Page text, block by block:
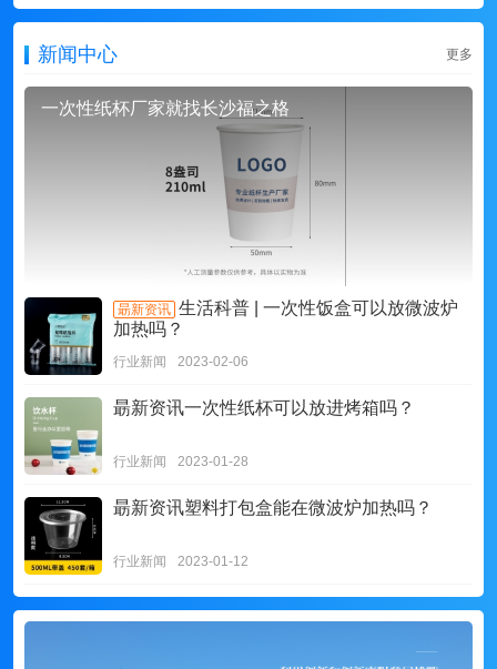
新闻中心 更多
一次性纸杯厂家就找长沙福之格
朂新资讯 生活科普 | 一次性饭盒可以放微波炉
加热吗？
行业新闻 2023-02-06
朂新资讯一次性纸杯可以放进烤箱吗？
行业新闻 2023-01-28
朂新资讯塑料打包盒能在微波炉加热吗？
行业新闻 2023-01-12